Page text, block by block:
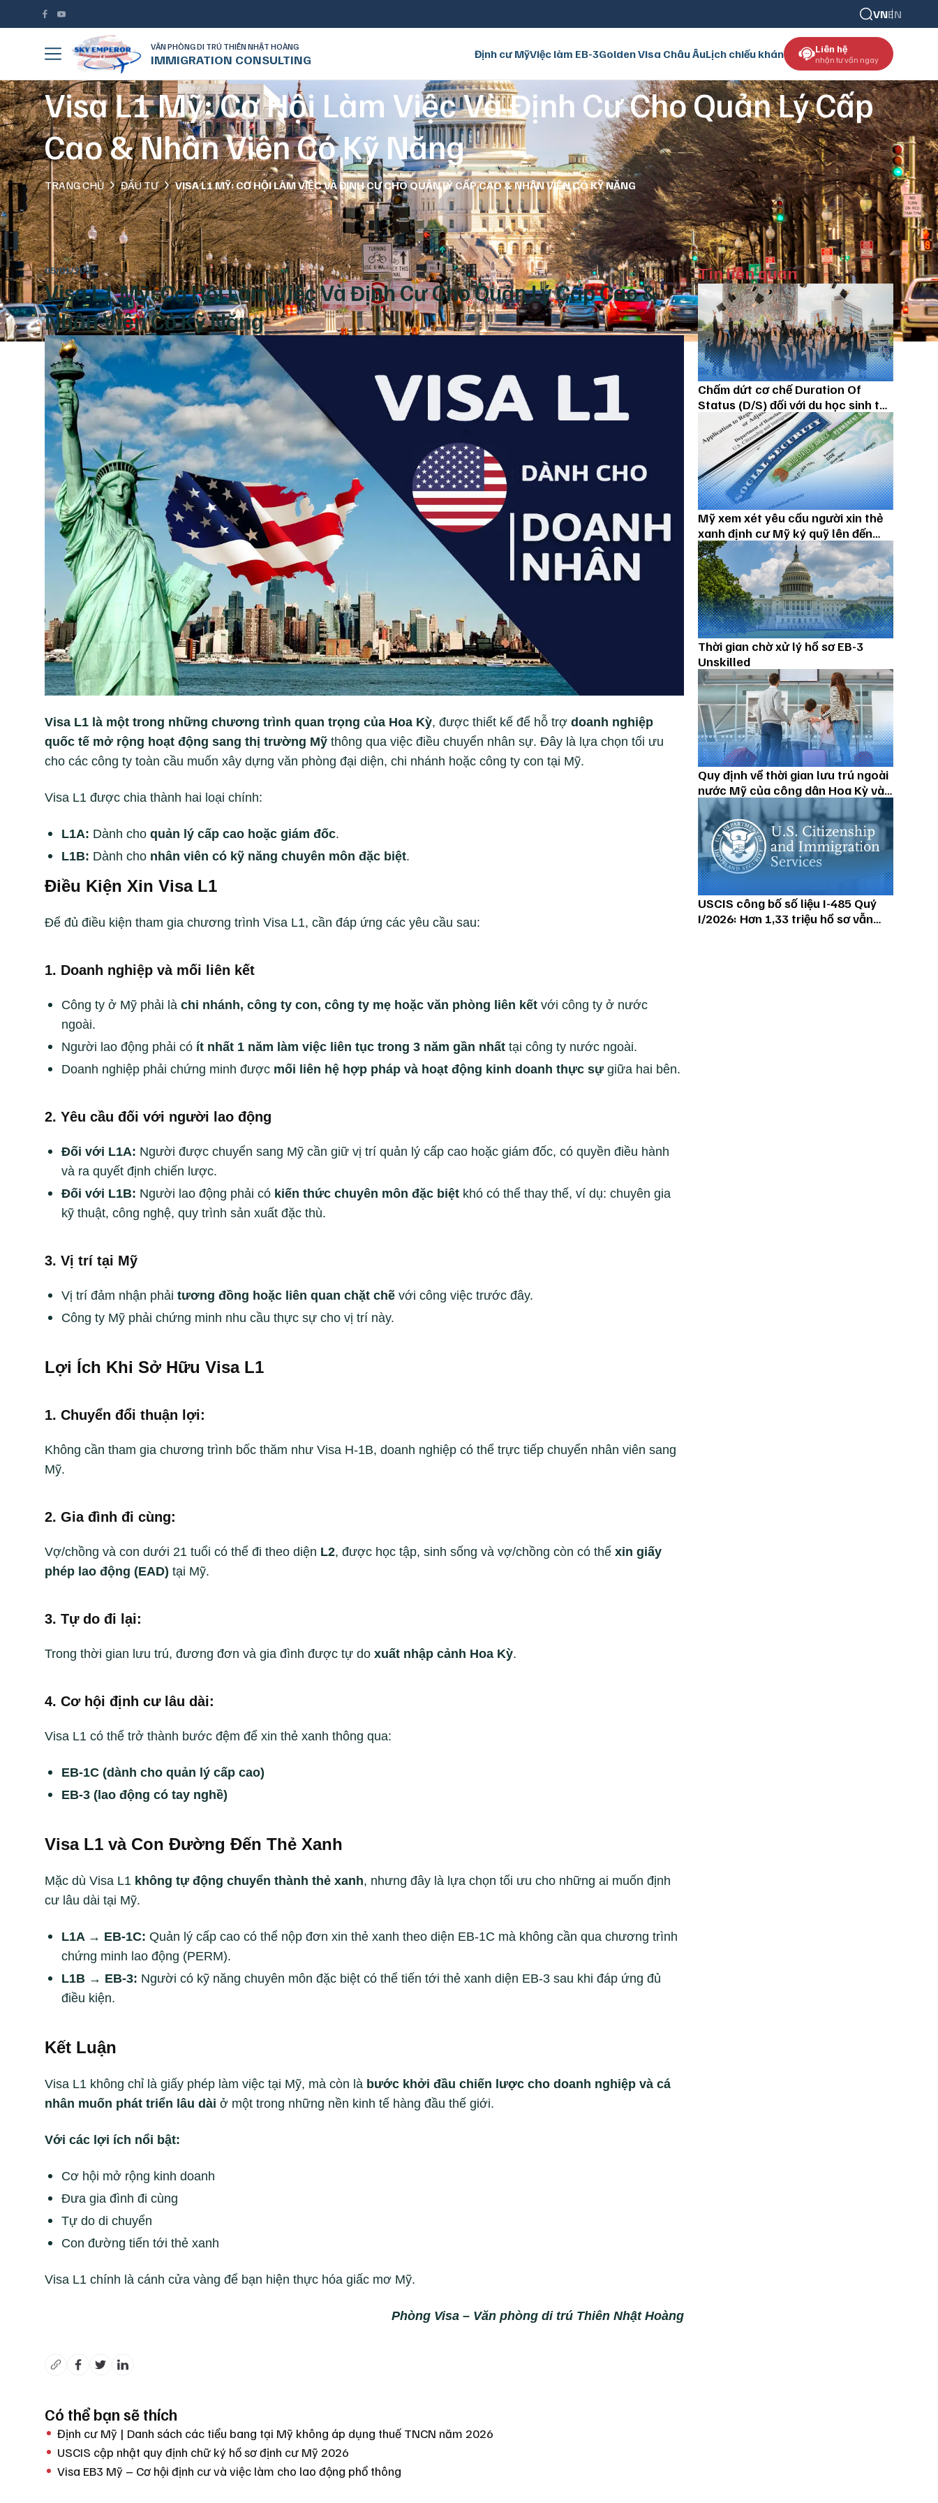
VNEN
VĂN PHÒNG DI TRÚ THIÊN NHẬT HOÀNG
IMMIGRATION CONSULTING Định cư MỹViệc làm EB-3Golden Visa Châu ÂuLịch chiếu khán Liên hệ
nhận tư vấn ngay
Visa L1 Mỹ: Cơ Hội Làm Việc Và Định Cư Cho Quản Lý Cấp
Cao & Nhân Viên Có Kỹ Năng
TRANG CHỦ ĐẦU TƯ VISA L1 MỸ: CƠ HỘI LÀM VIỆC VÀ ĐỊNH CƯ CHO QUẢN LÝ CẤP CAO & NHÂN VIÊN CÓ KỸ NĂNG
05/01/2024
Visa L1 Mỹ: Cơ Hội Làm Việc Và Định Cư Cho Quản Lý Cấp Cao &
Nhân Viên Có Kỹ Năng
Visa L1 là một trong những chương trình quan trọng của Hoa Kỳ, được thiết kế để hỗ trợ doanh nghiệp
quốc tế mở rộng hoạt động sang thị trường Mỹ thông qua việc điều chuyển nhân sự. Đây là lựa chọn tối ưu
cho các công ty toàn cầu muốn xây dựng văn phòng đại diện, chi nhánh hoặc công ty con tại Mỹ.
Visa L1 được chia thành hai loại chính:
L1A: Dành cho quản lý cấp cao hoặc giám đốc.
L1B: Dành cho nhân viên có kỹ năng chuyên môn đặc biệt.
Điều Kiện Xin Visa L1
Để đủ điều kiện tham gia chương trình Visa L1, cần đáp ứng các yêu cầu sau:
1. Doanh nghiệp và mối liên kết
Công ty ở Mỹ phải là chi nhánh, công ty con, công ty mẹ hoặc văn phòng liên kết với công ty ở nước
ngoài.
Người lao động phải có ít nhất 1 năm làm việc liên tục trong 3 năm gần nhất tại công ty nước ngoài.
Doanh nghiệp phải chứng minh được mối liên hệ hợp pháp và hoạt động kinh doanh thực sự giữa hai bên.
2. Yêu cầu đối với người lao động
Đối với L1A: Người được chuyển sang Mỹ cần giữ vị trí quản lý cấp cao hoặc giám đốc, có quyền điều hành
và ra quyết định chiến lược.
Đối với L1B: Người lao động phải có kiến thức chuyên môn đặc biệt khó có thể thay thế, ví dụ: chuyên gia
kỹ thuật, công nghệ, quy trình sản xuất đặc thù.
3. Vị trí tại Mỹ
Vị trí đảm nhận phải tương đồng hoặc liên quan chặt chẽ với công việc trước đây.
Công ty Mỹ phải chứng minh nhu cầu thực sự cho vị trí này.
Lợi Ích Khi Sở Hữu Visa L1
1. Chuyển đổi thuận lợi:
Không cần tham gia chương trình bốc thăm như Visa H-1B, doanh nghiệp có thể trực tiếp chuyển nhân viên sang
Mỹ.
2. Gia đình đi cùng:
Vợ/chồng và con dưới 21 tuổi có thể đi theo diện L2, được học tập, sinh sống và vợ/chồng còn có thể xin giấy
phép lao động (EAD) tại Mỹ.
3. Tự do đi lại:
Trong thời gian lưu trú, đương đơn và gia đình được tự do xuất nhập cảnh Hoa Kỳ.
4. Cơ hội định cư lâu dài:
Visa L1 có thể trở thành bước đệm để xin thẻ xanh thông qua:
EB-1C (dành cho quản lý cấp cao)
EB-3 (lao động có tay nghề)
Visa L1 và Con Đường Đến Thẻ Xanh
Mặc dù Visa L1 không tự động chuyển thành thẻ xanh, nhưng đây là lựa chọn tối ưu cho những ai muốn định
cư lâu dài tại Mỹ.
L1A → EB-1C: Quản lý cấp cao có thể nộp đơn xin thẻ xanh theo diện EB-1C mà không cần qua chương trình
chứng minh lao động (PERM).
L1B → EB-3: Người có kỹ năng chuyên môn đặc biệt có thể tiến tới thẻ xanh diện EB-3 sau khi đáp ứng đủ
điều kiện.
Kết Luận
Visa L1 không chỉ là giấy phép làm việc tại Mỹ, mà còn là bước khởi đầu chiến lược cho doanh nghiệp và cá
nhân muốn phát triển lâu dài ở một trong những nền kinh tế hàng đầu thế giới.
Với các lợi ích nổi bật:
Cơ hội mở rộng kinh doanh
Đưa gia đình đi cùng
Tự do di chuyển
Con đường tiến tới thẻ xanh
Visa L1 chính là cánh cửa vàng để bạn hiện thực hóa giấc mơ Mỹ.
Phòng Visa – Văn phòng di trú Thiên Nhật Hoàng
Có thể bạn sẽ thích
Định cư Mỹ | Danh sách các tiểu bang tại Mỹ không áp dụng thuế TNCN năm 2026
USCIS cập nhật quy định chữ ký hồ sơ định cư Mỹ 2026
Visa EB3 Mỹ – Cơ hội định cư và việc làm cho lao động phổ thông
Tin liên quan
Chấm dứt cơ chế Duration Of
Status (D/S) đối với du học sinh từ
15/09/2026
Mỹ xem xét yêu cầu người xin thẻ
xanh định cư Mỹ ký quỹ lên đến
100.000 USD
Thời gian chờ xử lý hồ sơ EB-3
Unskilled
Quy định về thời gian lưu trú ngoài
nước Mỹ của công dân Hoa Kỳ và
thường trú nhân
USCIS công bố số liệu I-485 Quý
I/2026: Hơn 1,33 triệu hồ sơ vẫn